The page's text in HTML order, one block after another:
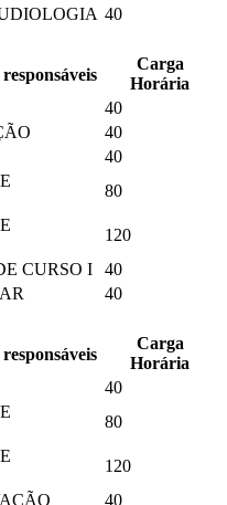
40
Carga
Horária
40
40
40
80
120
CURSO I
40
40
Carga
Horária
40
80
120
40